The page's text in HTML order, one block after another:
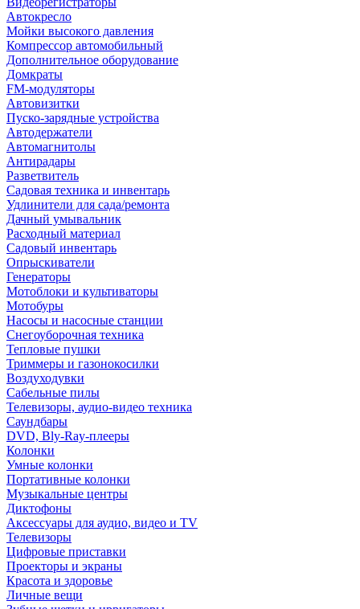
Автокресло
Мойки высокого давления
Компрессор автомобильный
Дополнительное оборудование
Домкраты
FM-модуляторы
Автовизитки
Пуско-зарядные устройства
Автодержатели
Автомагнитолы
Антирадары
Разветвитель
Садовая техника и инвентарь
Удлинители для сада/ремонта
Дачный умывальник
Расходный материал
Садовый инвентарь
Опрыскиватели
Генераторы
Мотоблоки и культиваторы
Мотобуры
Насосы и насосные станции
Снегоуборочная техника
Тепловые пушки
Триммеры и газонокосилки
Воздуходувки
Сабельные пилы
Телевизоры, аудио-видео техника
Саундбары
DVD, Bly-Ray-плееры
Колонки
Умные колонки
Портативные колонки
Музыкальные центры
Диктофоны
Аксессуары для аудио, видео и TV
Телевизоры
Цифровые приставки
Проекторы и экраны
Красота и здоровье
Личные вещи